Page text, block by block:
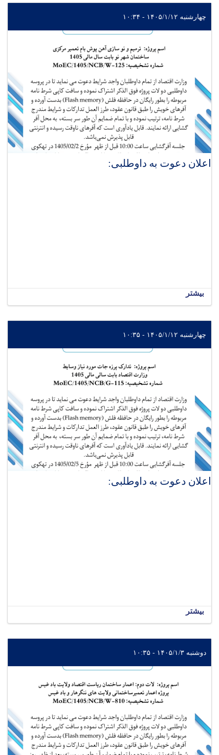
چهارشنبه ۱۴۰۵/۱/۱۲ - ۱۰:۳۴
اعلان دعوت به داوطلبی:
بیشتر
چهارشنبه ۱۴۰۵/۱/۱۲ - ۱۰:۳۵
اعلان دعوت به داوطلبی:
بیشتر
دوشنبه ۱۴۰۵/۱/۳ - ۱۰:۳۵